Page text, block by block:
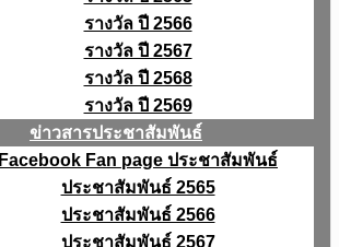
รางวัล ปี 2566
รางวัล ปี 2567
รางวัล ปี 2568
รางวัล ปี 2569
ข่าวสารประชาสัมพันธ์
Facebook Fan page ประชาสัมพันธ์
ประชาสัมพันธ์ 2565
ประชาสัมพันธ์ 2566
ประชาสัมพันธ์ 2567